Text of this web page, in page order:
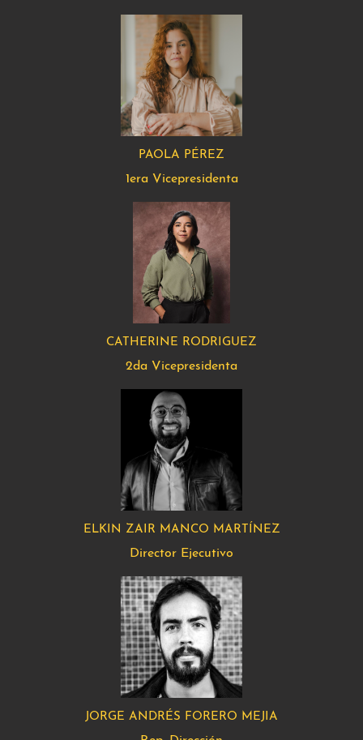
PAOLA PÉREZ
1era Vicepresidenta
CATHERINE RODRIGUEZ
2da Vicepresidenta
ELKIN ZAIR MANCO MARTÍNEZ
Director Ejecutivo
JORGE ANDRÉS FORERO MEJIA